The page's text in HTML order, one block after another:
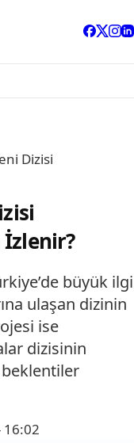
Dizisi
İzlenir?
büyük ilgi
ulaşan dizinin
ise
dizisinin
beklentiler
16:02